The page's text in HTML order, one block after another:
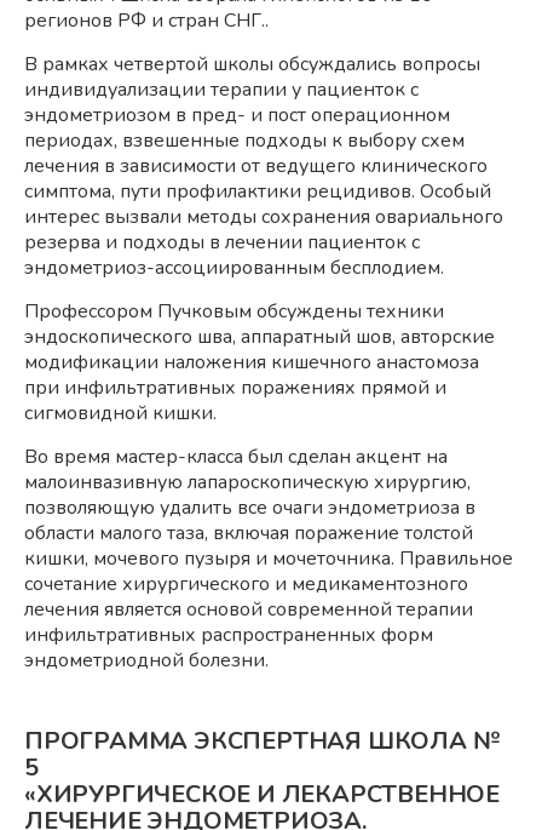
регионов РФ и стран СНГ..
В рамках четвертой школы обсуждались вопросы
индивидуализации терапии у пациенток с
эндометриозом в пред- и пост операционном
периодах, взвешенные подходы к выбору схем
лечения в зависимости от ведущего клинического
симптома, пути профилактики рецидивов. Особый
интерес вызвали методы сохранения овариального
резерва и подходы в лечении пациенток с
эндометриоз-ассоциированным бесплодием.
Профессором Пучковым обсуждены техники
эндоскопического шва, аппаратный шов, авторские
модификации наложения кишечного анастомоза
при инфильтративных поражениях прямой и
сигмовидной кишки.
Во время мастер-класса был сделан акцент на
малоинвазивную лапароскопическую хирургию,
позволяющую удалить все очаги эндометриоза в
области малого таза, включая поражение толстой
кишки, мочевого пузыря и мочеточника. Правильное
сочетание хирургического и медикаментозного
лечения является основой современной терапии
инфильтративных распространенных форм
эндометриодной болезни.
ПРОГРАММА ЭКСПЕРТНАЯ ШКОЛА №
5
«ХИРУРГИЧЕСКОЕ И ЛЕКАРСТВЕННОЕ
ЛЕЧЕНИЕ ЭНДОМЕТРИОЗА.